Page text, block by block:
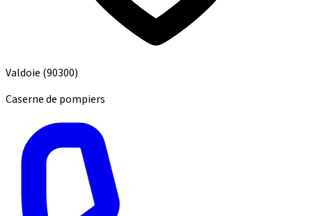
Valdoie (90300)
Caserne de pompiers